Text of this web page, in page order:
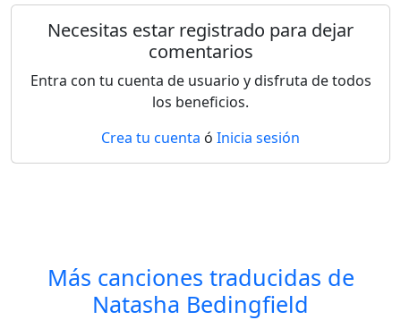
Necesitas estar registrado para dejar
comentarios
Entra con tu cuenta de usuario y disfruta de todos
los beneficios.
Crea tu cuenta ó Inicia sesión
Más canciones traducidas de
Natasha Bedingfield